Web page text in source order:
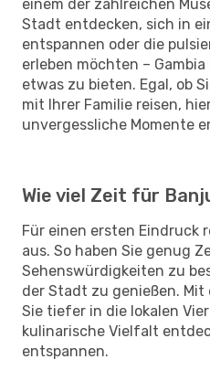
einem der zahlreichen
Stadt entdecken, sich in
entspannen oder die
erleben möchten –
etwas zu bieten. Egal, ob
mit Ihrer Familie reisen,
unvergessliche Momente
Wie viel Zeit für
Für einen ersten Eindruck
aus. So haben Sie genug
Sehenswürdigkeiten zu
der Stadt zu genießen.
Sie tiefer in die lokalen
kulinarische Vielfalt
entspannen.